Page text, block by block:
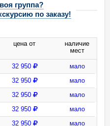
группа?
по заказу!
цена от
наличие
мест
32 950
мало
32 950
мало
32 950
мало
32 950
мало
32 950
мало